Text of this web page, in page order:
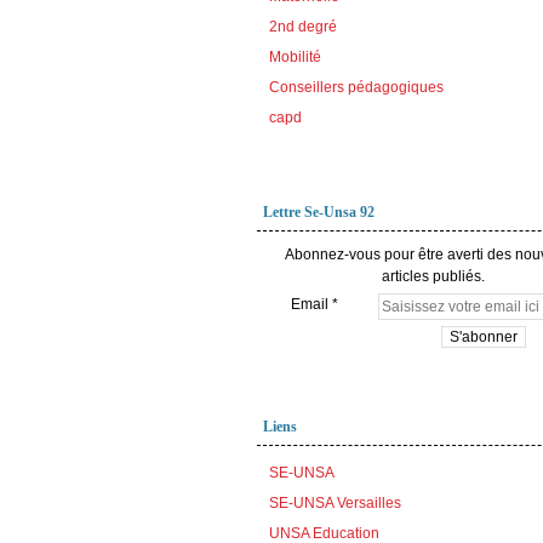
2nd degré
Mobilité
Conseillers pédagogiques
capd
Lettre Se-Unsa 92
Abonnez-vous pour être averti des
articles publiés.
Email
Liens
SE-UNSA
SE-UNSA Versailles
UNSA Education